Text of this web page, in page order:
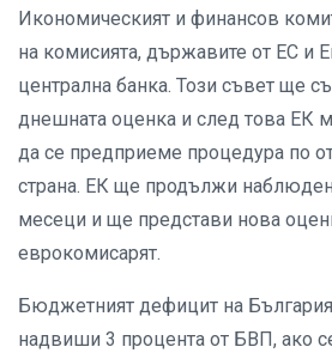
Икономическият и финансов
на комисията, държавите от ЕС и
централна банка. Този съвет ще
днешната оценка и след това ЕК
да се предприеме процедура по
страна. ЕК ще продължи
месеци и ще представи нова
еврокомисарят.
Бюджетният дефицит на
надвиши 3 процента от БВП, ако